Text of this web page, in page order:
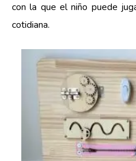
con la que el niño puede
cotidiana.